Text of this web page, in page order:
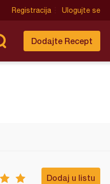
Registracija Ulogujte se
Dodajte Recept
Dodaj u listu